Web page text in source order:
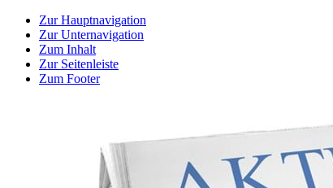
Zur Hauptnavigation
Zur Unternavigation
Zum Inhalt
Zur Seitenleiste
Zum Footer